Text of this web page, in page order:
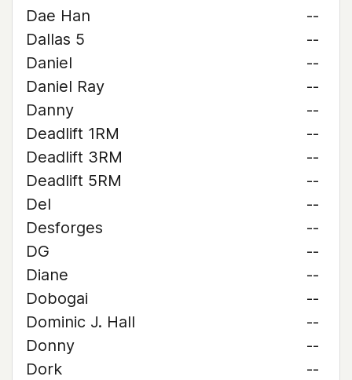
Dae Han
--
Dallas 5
--
Daniel
--
Daniel Ray
--
Danny
--
Deadlift 1RM
--
Deadlift 3RM
--
Deadlift 5RM
--
Del
--
Desforges
--
DG
--
Diane
--
Dobogai
--
Dominic J. Hall
--
Donny
--
Dork
--